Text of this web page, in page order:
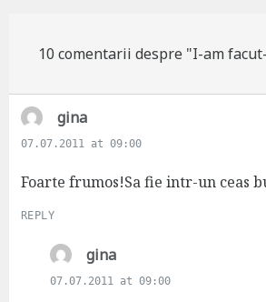
10 comentarii despre "I-am
ginas
a
s
07.07.2011 at 09:00
Foarte frumos!Sa fie intr-un ceas
REPLY
ginas
a
07.07.2011 at 09:00